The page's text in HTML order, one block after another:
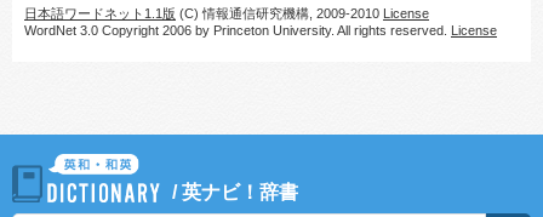
日本語ワードネット1.1版 (C) 情報通信研究機構, 2009-2010 License
WordNet 3.0 Copyright 2006 by Princeton University. All rights reserved. License
/英ナビ！辞書